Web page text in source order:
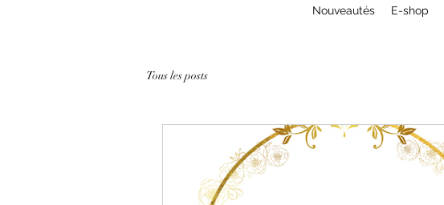
Nouveautés E-shop
Tous les posts